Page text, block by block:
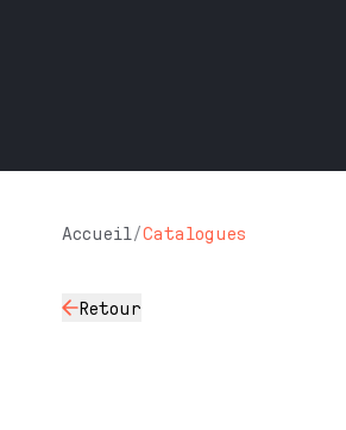
Accueil/Catalogues
Retour